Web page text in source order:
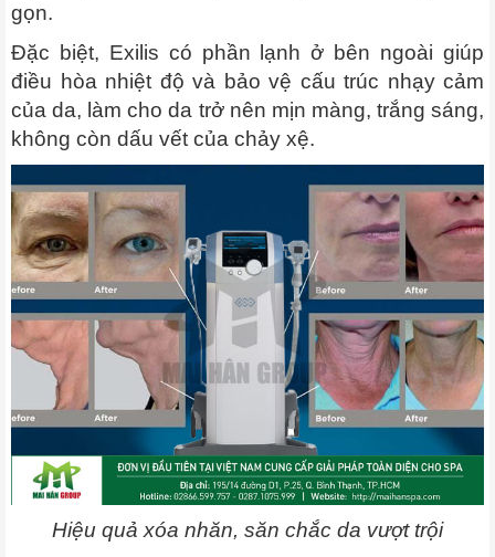
gọn.
Đặc biệt, Exilis có phần lạnh ở bên ngoài giúp
điều hòa nhiệt độ và bảo vệ cấu trúc nhạy cảm
của da, làm cho da trở nên mịn màng, trắng sáng,
không còn dấu vết của chảy xệ.
Hiệu quả xóa nhăn, săn chắc da vượt trội